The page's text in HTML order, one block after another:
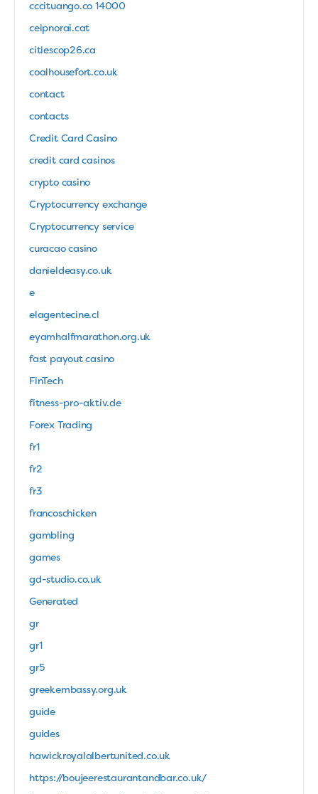
cccituango.co 14000
ceipnorai.cat
citiescop26.ca
coalhousefort.co.uk
contact
contacts
Credit Card Casino
credit card casinos
crypto casino
Cryptocurrency exchange
Cryptocurrency service
curacao casino
danieldeasy.co.uk
e
elagentecine.cl
eyamhalfmarathon.org.uk
fast payout casino
FinTech
fitness-pro-aktiv.de
Forex Trading
fr1
fr2
fr3
francoschicken
gambling
games
gd-studio.co.uk
Generated
gr
gr1
gr5
greekembassy.org.uk
guide
guides
hawickroyalalbertunited.co.uk
https://boujeerestaurantandbar.co.uk/